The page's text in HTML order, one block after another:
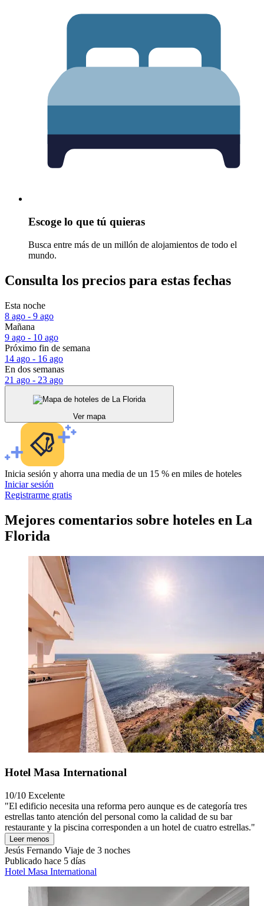
Escoge lo que tú quieras
Busca entre más de un millón de alojamientos de todo el
mundo.
Consulta los precios para estas fechas
Esta noche
8 ago - 9 ago
Mañana
9 ago - 10 ago
Próximo fin de semana
14 ago - 16 ago
En dos semanas
21 ago - 23 ago
Ver mapa
Inicia sesión y ahorra una media de un 15 % en miles de hoteles
Iniciar sesión
Registrarme gratis
Mejores comentarios sobre hoteles en La
Florida
Hotel Masa International
10/10 Excelente
"El edificio necesita una reforma pero aunque es de categoría tres
estrellas tanto atención del personal como la calidad de su bar
restaurante y la piscina corresponden a un hotel de cuatro estrellas."
Leer menos
Jesús Fernando Viaje de 3 noches
Publicado hace 5 días
Hotel Masa International